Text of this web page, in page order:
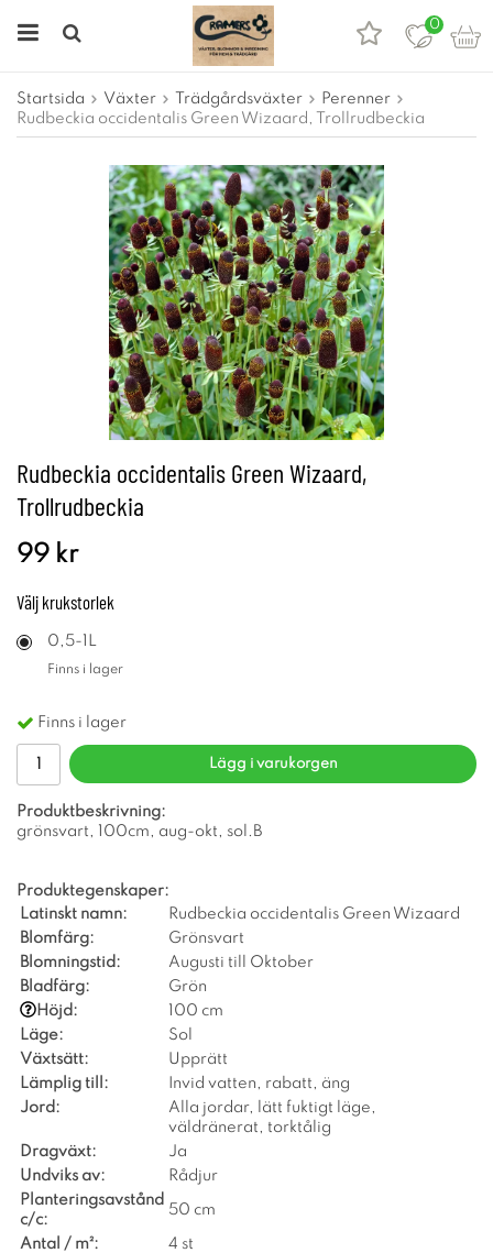
0
Startsida Växter Trädgårdsväxter
Perenner
Rudbeckia occidentalis Green Wizaard, Trollrudbeckia
Rudbeckia occidentalis Green Wizaard,
Trollrudbeckia
99 kr
Välj krukstorlek
0,5-1L
Finns i lager
Finns i lager
Lägg i varukorgen
Produktbeskrivning:
grönsvart, 100cm, aug-okt, sol.B
Produktegenskaper:
Latinskt namn:
Rudbeckia occidentalis Green Wizaard
Blomfärg:
Grönsvart
Blomningstid:
Augusti till Oktober
Bladfärg:
Grön
Höjd:
100 cm
Läge:
Sol
Växtsätt:
Upprätt
Lämplig till:
Invid vatten, rabatt, äng
Jord:
Alla jordar, lätt fuktigt läge,
väldränerat, torktålig
Dragväxt:
Ja
Undviks av:
Rådjur
Planteringsavstånd
c/c:
50 cm
Antal / m²:
4 st